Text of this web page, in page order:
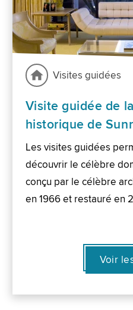
Visites guidées
Visite guidée de
historique de
Les visites guidées
découvrir le célèbre
conçu par le célèbre
en 1966 et restauré en
Voir